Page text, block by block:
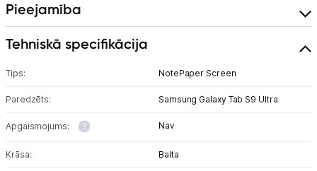
Informācija
Pieejamība
Tehniskā specifikācija
Tips: NotePaper Screen
Paredzēts: Samsung Galaxy Tab S9 Ultra
Apgaismojums: Nav
Krāsa: Balta